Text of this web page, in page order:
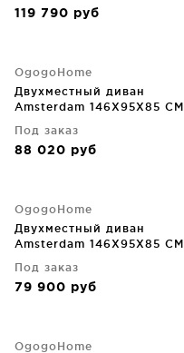
119 790 руб
OgogoHome
Двухместный диван
Amsterdam 146X95X85 CM
Под заказ
88 020 руб
OgogoHome
Двухместный диван
Amsterdam 146X95X85 CM
Под заказ
79 900 руб
OgogoHome